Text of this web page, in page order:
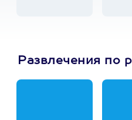
Развлечения по